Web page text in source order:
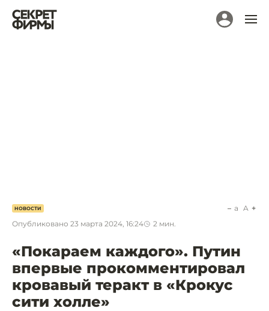
НОВОСТИ
Опубликовано 23 марта 2024, 16:24 2 мин.
a A
«Покараем каждого». Путин
впервые прокомментировал
кровавый теракт в «Крокус
сити холле»